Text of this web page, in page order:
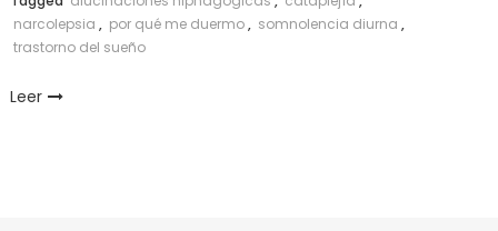
narcolepsia , por qué me duermo, somnolencia diurna ,
trastorno del sueño
Leer